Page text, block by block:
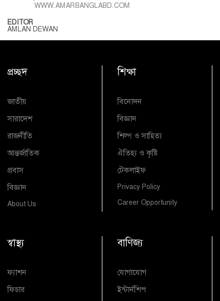
WWW.AMARBANGLABD.COM
EDITOR
AMLAN DEWAN
প্রচ্ছদ
জাতীয়
সারাদেশ
রাজনীতি
আন্তর্জাতিক
প্রবাস
বিজ্ঞান
About Us
শিক্ষা
বিনোদন
বিজ্ঞান
শিল্প ও সাহিত্য
ঐতিহ্য ও কৃষ্টি
টেকলাইফ
Privacy Policy
Career Opportunity
স্বাস্থ্য
ফ্যাশন
ফিচার
বাণিজ্য
যোগাযোগ
ইন্টার্নশিপ